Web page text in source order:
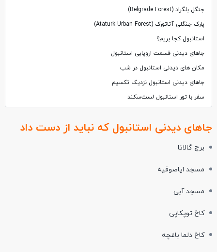
جنگل بلگراد (Belgrade Forest)
پارک جنگلی آتاتورک (Ataturk Urban Forest)
استانبول کجا بریم؟
جاهای دیدنی قسمت اروپایی استانبول
مکان های دیدنی استانبول در شب
جاهای دیدنی استانبول نزدیک تکسیم
سفر با تور استانبول لست‌سکند
جاهای دیدنی استانبول که نباید از دست داد
برج گالاتا
مسجد ایاصوفیه
مسجد آبی
کاخ توپکاپی
کاخ دلما باغچه